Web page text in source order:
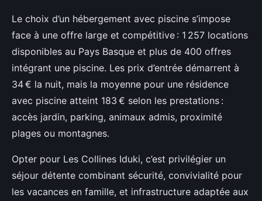
Le choix d’un hébergement avec piscine s’impose
face à une offre large et compétitive : 1 257 locations
disponibles au Pays Basque et plus de 400 offres
intégrant une piscine. Les prix d’entrée démarrent à
34 € la nuit, mais la moyenne pour une résidence
avec piscine atteint 183 € selon les prestations :
accès jardin, parking, animaux admis, proximité
plages ou montagnes.
Opter pour Les Collines Iduki, c’est privilégier un
séjour détente combinant sécurité, convivialité pour
les vacances en famille, et infrastructure adaptée aux